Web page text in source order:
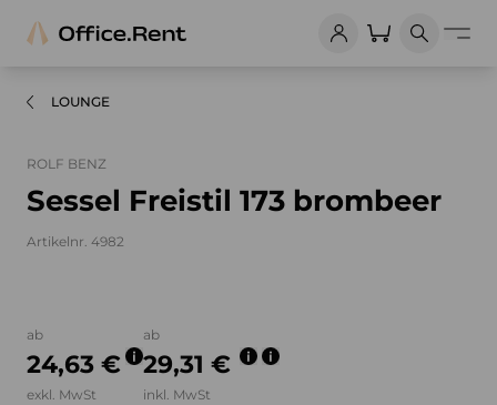
LOUNGE
ROLF BENZ
Sessel Freistil 173 brombeer
Artikelnr. 4982
ab
24,63 €
exkl. MwSt
ab
29,31 €
inkl. MwSt